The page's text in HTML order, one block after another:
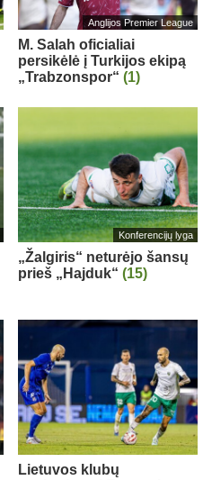
Anglijos Premier League
M. Salah oficialiai
persikėlė į Turkijos ekipą
„Trabzonspor“ (1)
Konferencijų lyga
„Žalgiris“ neturėjo šansų
prieš „Hajduk“ (15)
Lietuvos klubų